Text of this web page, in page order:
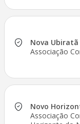
Nova Ubiratã
Associação
Novo
Associação